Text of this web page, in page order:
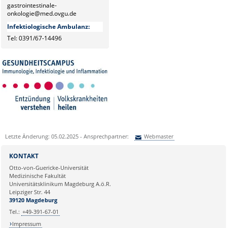
gastrointestinale-
onkologie@med.ovgu.de
Infektiologische Ambulanz:
Tel: 0391/67-14496
Letzte Änderung: 05.02.2025 - Ansprechpartner: Webmaster
Ihre E-Mailadresse:
Ihr Anliegen:
KONTAKT
Otto-von-Guericke-Universität
Medizinische Fakultät
Universitätsklinikum Magdeburg A.ö.R.
Leipziger Str. 44
39120 Magdeburg
Tel.: +49-391-67-01
Impressum